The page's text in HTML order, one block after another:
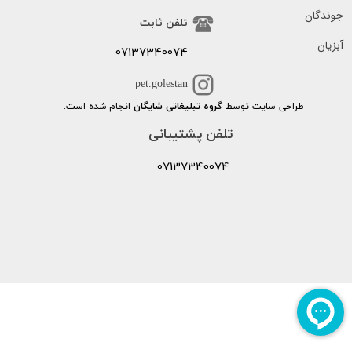
جوندگان
آبزیان
تلفن ثابت
07137340074
pet.golestan
طراحی سایت توسط گروه تبلیغاتی شایگان انجام شده است.
تلفن پشتیبانی
07137340074